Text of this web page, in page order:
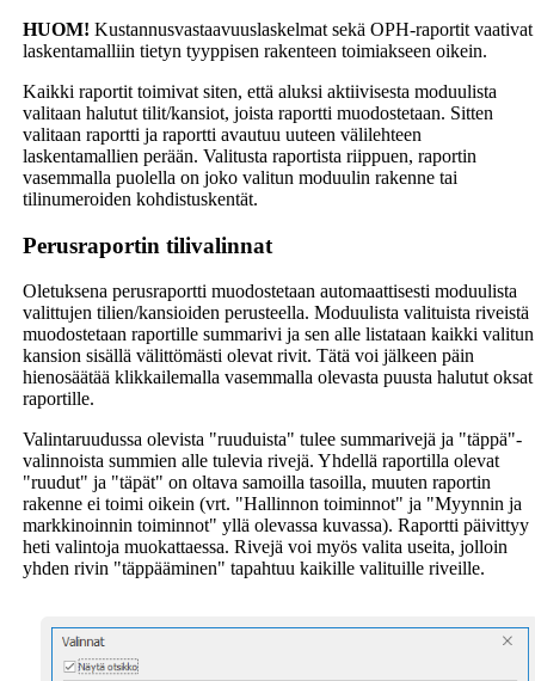
HUOM! Kustannusvastaavuuslaskelmat sekä OPH-raportit vaativat
laskentamalliin tietyn tyyppisen rakenteen toimiakseen oikein.
Kaikki raportit toimivat siten, että aluksi aktiivisesta moduulista
valitaan halutut tilit/kansiot, joista raportti muodostetaan. Sitten
valitaan raportti ja raportti avautuu uuteen välilehteen
laskentamallien perään. Valitusta raportista riippuen, raportin
vasemmalla puolella on joko valitun moduulin rakenne tai
tilinumeroiden kohdistuskentät.
Perusraportin tilivalinnat
Oletuksena perusraportti muodostetaan automaattisesti moduulista
valittujen tilien/kansioiden perusteella. Moduulista valituista riveistä
muodostetaan raportille summarivi ja sen alle listataan kaikki valitun
kansion sisällä välittömästi olevat rivit. Tätä voi jälkeen päin
hienosäätää klikkailemalla vasemmalla olevasta puusta halutut oksat
raportille.
Valintaruudussa olevista "ruuduista" tulee summarivejä ja "täppä"-
valinnoista summien alle tulevia rivejä. Yhdellä raportilla olevat
"ruudut" ja "täpät" on oltava samoilla tasoilla, muuten raportin
rakenne ei toimi oikein (vrt. "Hallinnon toiminnot" ja "Myynnin ja
markkinoinnin toiminnot" yllä olevassa kuvassa). Raportti päivittyy
heti valintoja muokattaessa. Rivejä voi myös valita useita, jolloin
yhden rivin "täppääminen" tapahtuu kaikille valituille riveille.